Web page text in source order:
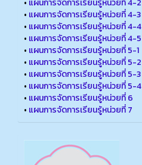
• แผนการจัดการเรียนรู้หน่วยที่ 4-2
• แผนการจัดการเรียนรู้หน่วยที่ 4-3
• แผนการจัดการเรียนรู้หน่วยที่ 4-4
• แผนการจัดการเรียนรู้หน่วยที่ 4-5
• แผนการจัดการเรียนรู้หน่วยที่ 5-1
• แผนการจัดการเรียนรู้หน่วยที่ 5-2
• แผนการจัดการเรียนรู้หน่วยที่ 5-3
• แผนการจัดการเรียนรู้หน่วยที่ 5-4
• แผนการจัดการเรียนรู้หน่วยที่ 6
• แผนการจัดการเรียนรู้หน่วยที่ 7